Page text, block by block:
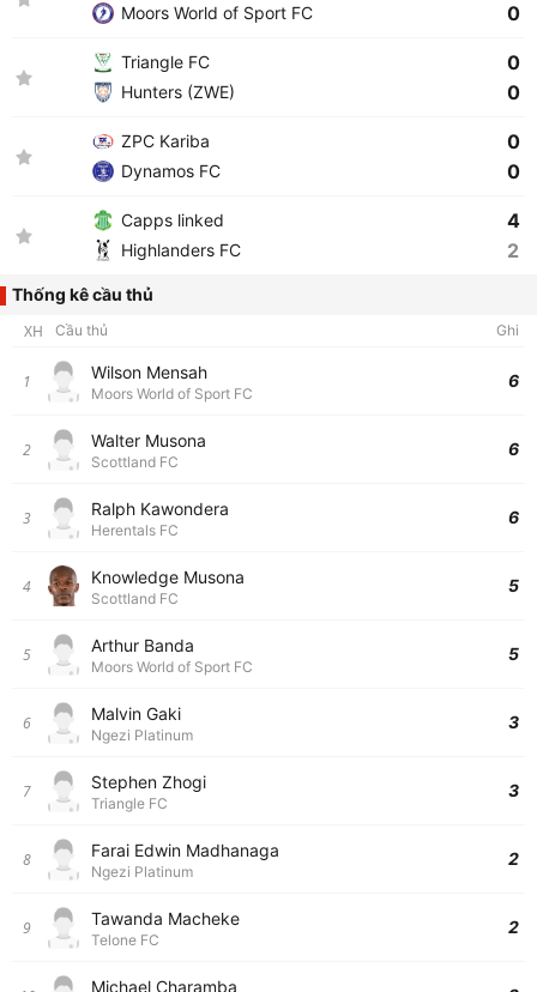
Moors World of Sport FC
0
Triangle FC
Hunters (ZWE)
0
0
ZPC Kariba
Dynamos FC
0
0
Capps linked
Highlanders FC
4
2
Thống kê cầu thủ
XH
Cầu thủ Ghi
1 Wilson Mensah
Moors World of Sport FC
6
2 Walter Musona
Scottland FC
6
3 Ralph Kawondera
Herentals FC
6
4 Knowledge Musona
Scottland FC
5
5 Arthur Banda
Moors World of Sport FC
5
6 Malvin Gaki
Ngezi Platinum
3
7 Stephen Zhogi
Triangle FC
3
8 Farai Edwin Madhanaga
Ngezi Platinum
2
9 Tawanda Macheke
Telone FC
2
Michael Charamba